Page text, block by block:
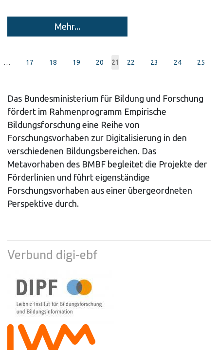
Mehr...
… Page
17 Page
18 Page
19 Page
20
Current
21 Page
22 Page
23 Page
24 Page
25
Das Bundesministerium für Bildung und Forschung
fördert im Rahmenprogramm Empirische
Bildungsforschung eine Reihe von
Forschungsvorhaben zur Digitalisierung in den
verschiedenen Bildungsbereichen. Das
Metavorhaben des BMBF begleitet die Projekte der
Förderlinien und führt eigenständige
Forschungsvorhaben aus einer übergeordneten
Perspektive durch.
Verbund digi-ebf